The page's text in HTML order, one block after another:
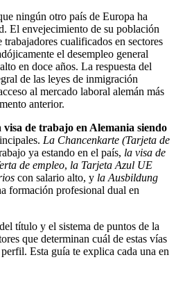
ningún otro país de Europa ha
El envejecimiento de su población
trabajadores cualificados en sectores
el desempleo general
en doce años. La respuesta del
de las leyes de inmigración
al mercado laboral alemán más
anterior.
visa de trabajo en Alemania siendo
La Chancenkarte (Tarjeta de
ya estando en el país, la visa de
de empleo, la Tarjeta Azul UE
con salario alto, y la Ausbildung
formación profesional dual en
título y el sistema de puntos de la
que determinan cuál de estas vías
Esta guía te explica cada una en